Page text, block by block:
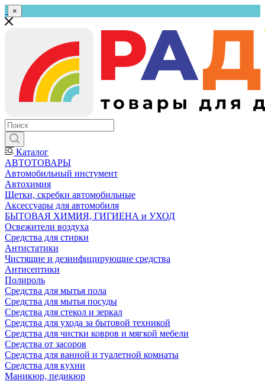
×
Каталог
АВТОТОВАРЫ
Автомобильный инстумент
Автохимия
Щетки, скребки автомобильные
Аксессуары для автомобиля
БЫТОВАЯ ХИМИЯ, ГИГИЕНА и УХОД
Освежители воздуха
Средства для стирки
Антистатики
Чистящие и дезинфицирующие средства
Антисептики
Полироль
Средства для мытья пола
Средства для мытья посуды
Средства для стекол и зеркал
Средства для ухода за бытовой техникой
Средства для чистки ковров и мягкой мебели
Средства от засоров
Средства для ванной и туалетной комнаты
Средства для кухни
Маникюр, педикюр